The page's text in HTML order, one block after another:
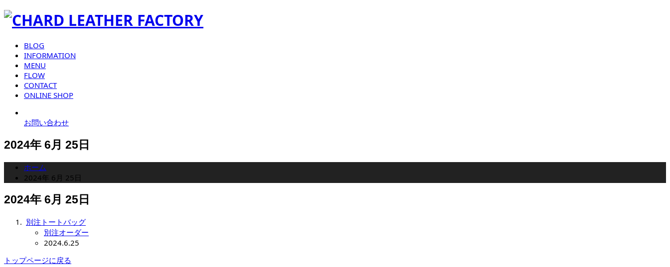
BLOG
INFORMATION
MENU
FLOW
CONTACT
ONLINE SHOP
お問い合わせ
2024年 6月 25日
ホーム
2024年 6月 25日
2024年 6月 25日
別注トートバッグ
別注オーダー
2024.6.25
トップページに戻る